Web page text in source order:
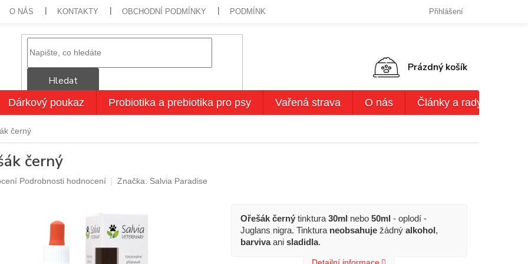
O NÁS KONTAKTY OBCHODNÍ PODMÍNKY PODMÍNKY OCHRANY OSOBNÍCH ÚDAJŮ DODACÍ LHŮTY,ZPŮSOBY
Přihlášení
Hledat
NÁKUPNÍ
Prázdný košík
Dárkový poukaz Probiotika a prebiotika pro psy Vařená strava O nás Články a rady
černý
černý
Podrobnosti hodnocení Značka: Salvia Paradise
Ořešák černýtinktura30ml nebo50ml - oplodí -
Juglans nigra. Tinktura neobsahuježádný alkohol,
barvivaani sladidla.